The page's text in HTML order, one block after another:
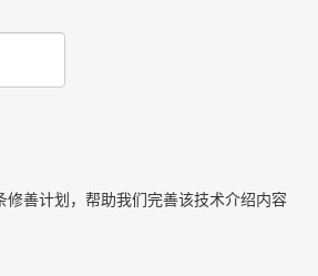
善计划，帮助我们完善该技术介绍内容​